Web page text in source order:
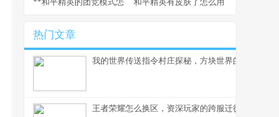
**和平精英的团竞模式怎么换枪，副标题为短兵相接的武器博弈智
和平精英有皮肤了怎么用，从仓库到战
热门文章
我的世界传送指令村庄探秘，方块世界的瞬间移
王者荣耀怎么换区，资深玩家的跨服迁徙指南，副